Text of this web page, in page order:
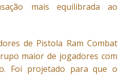
mais equilibrada ao
de Pistola Ram Combat
maior de jogadores com
Foi projetado para que o